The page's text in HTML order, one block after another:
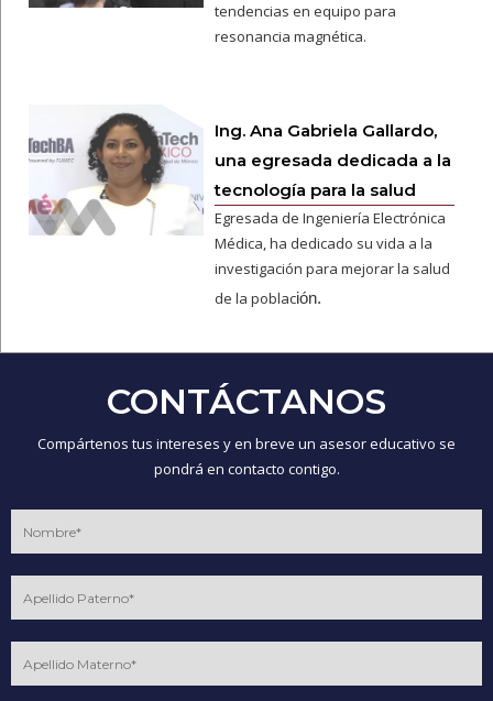
tendencias en equipo para
resonancia magnética.
Ing. Ana Gabriela Gallardo,
una egresada dedicada a la
tecnología para la salud
Egresada de Ingeniería Electrónica
Médica, ha dedicado su vida a la
investigación para mejorar la salud
de la población.
CONTÁCTANOS
Compártenos tus intereses y en breve un asesor educativo se
pondrá en contacto contigo.